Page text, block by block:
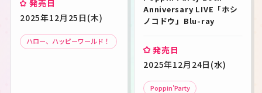
発売日
2025年12月25日(木)
ハロー、ハッピーワールド！
Anniversary LIVE「ホシ
ノコドウ」Blu-ray
発売日
2025年12月24日(水)
Poppin'Party